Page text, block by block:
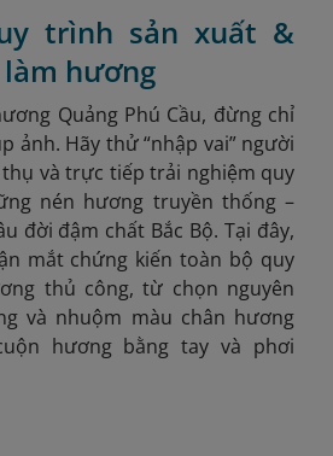
trình sản xuất &
hương
Quảng Phú Cầu, đừng chỉ
ảnh. Hãy thử “nhập vai” người
và trực tiếp trải nghiệm quy
nén hương truyền thống –
đời đậm chất Bắc Bộ. Tại đây,
mắt chứng kiến toàn bộ quy
thủ công, từ chọn nguyên
và nhuộm màu chân hương
hương bằng tay và phơi